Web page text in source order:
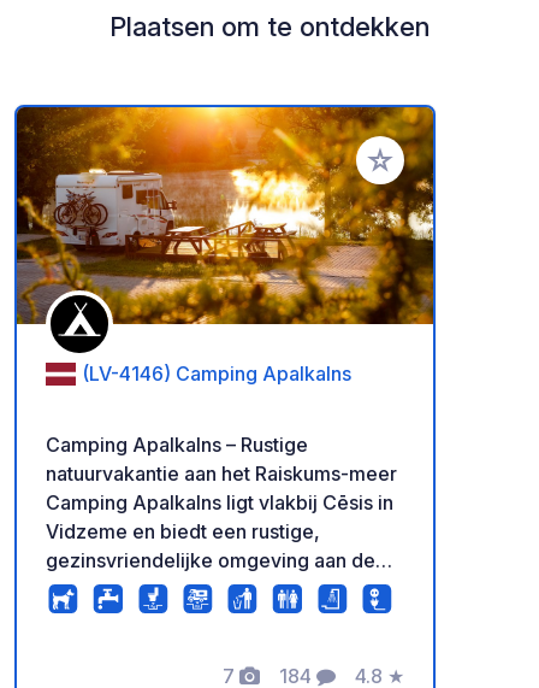
Plaatsen om te ontdekken
Voeg toe aan je
(LV-4146) Camping Apalkalns
Camping Apalkalns – Rustige
natuurvakantie aan het Raiskums-meer
Camping Apalkalns ligt vlakbij Cēsis in
Vidzeme en biedt een rustige,
gezinsvriendelijke omgeving aan de
oevers van het Raiskums-meer. Er zijn
plaatsen beschikbaar voor tenten,
Faciliteiten: Moderne douches,
7 184 4.8 ★